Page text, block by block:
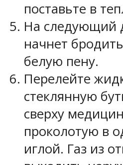
поставьте в
На следующий
начнет
белую пену.
Перелейте
стеклянную
сверху
проколотую в
иглой. Газ из